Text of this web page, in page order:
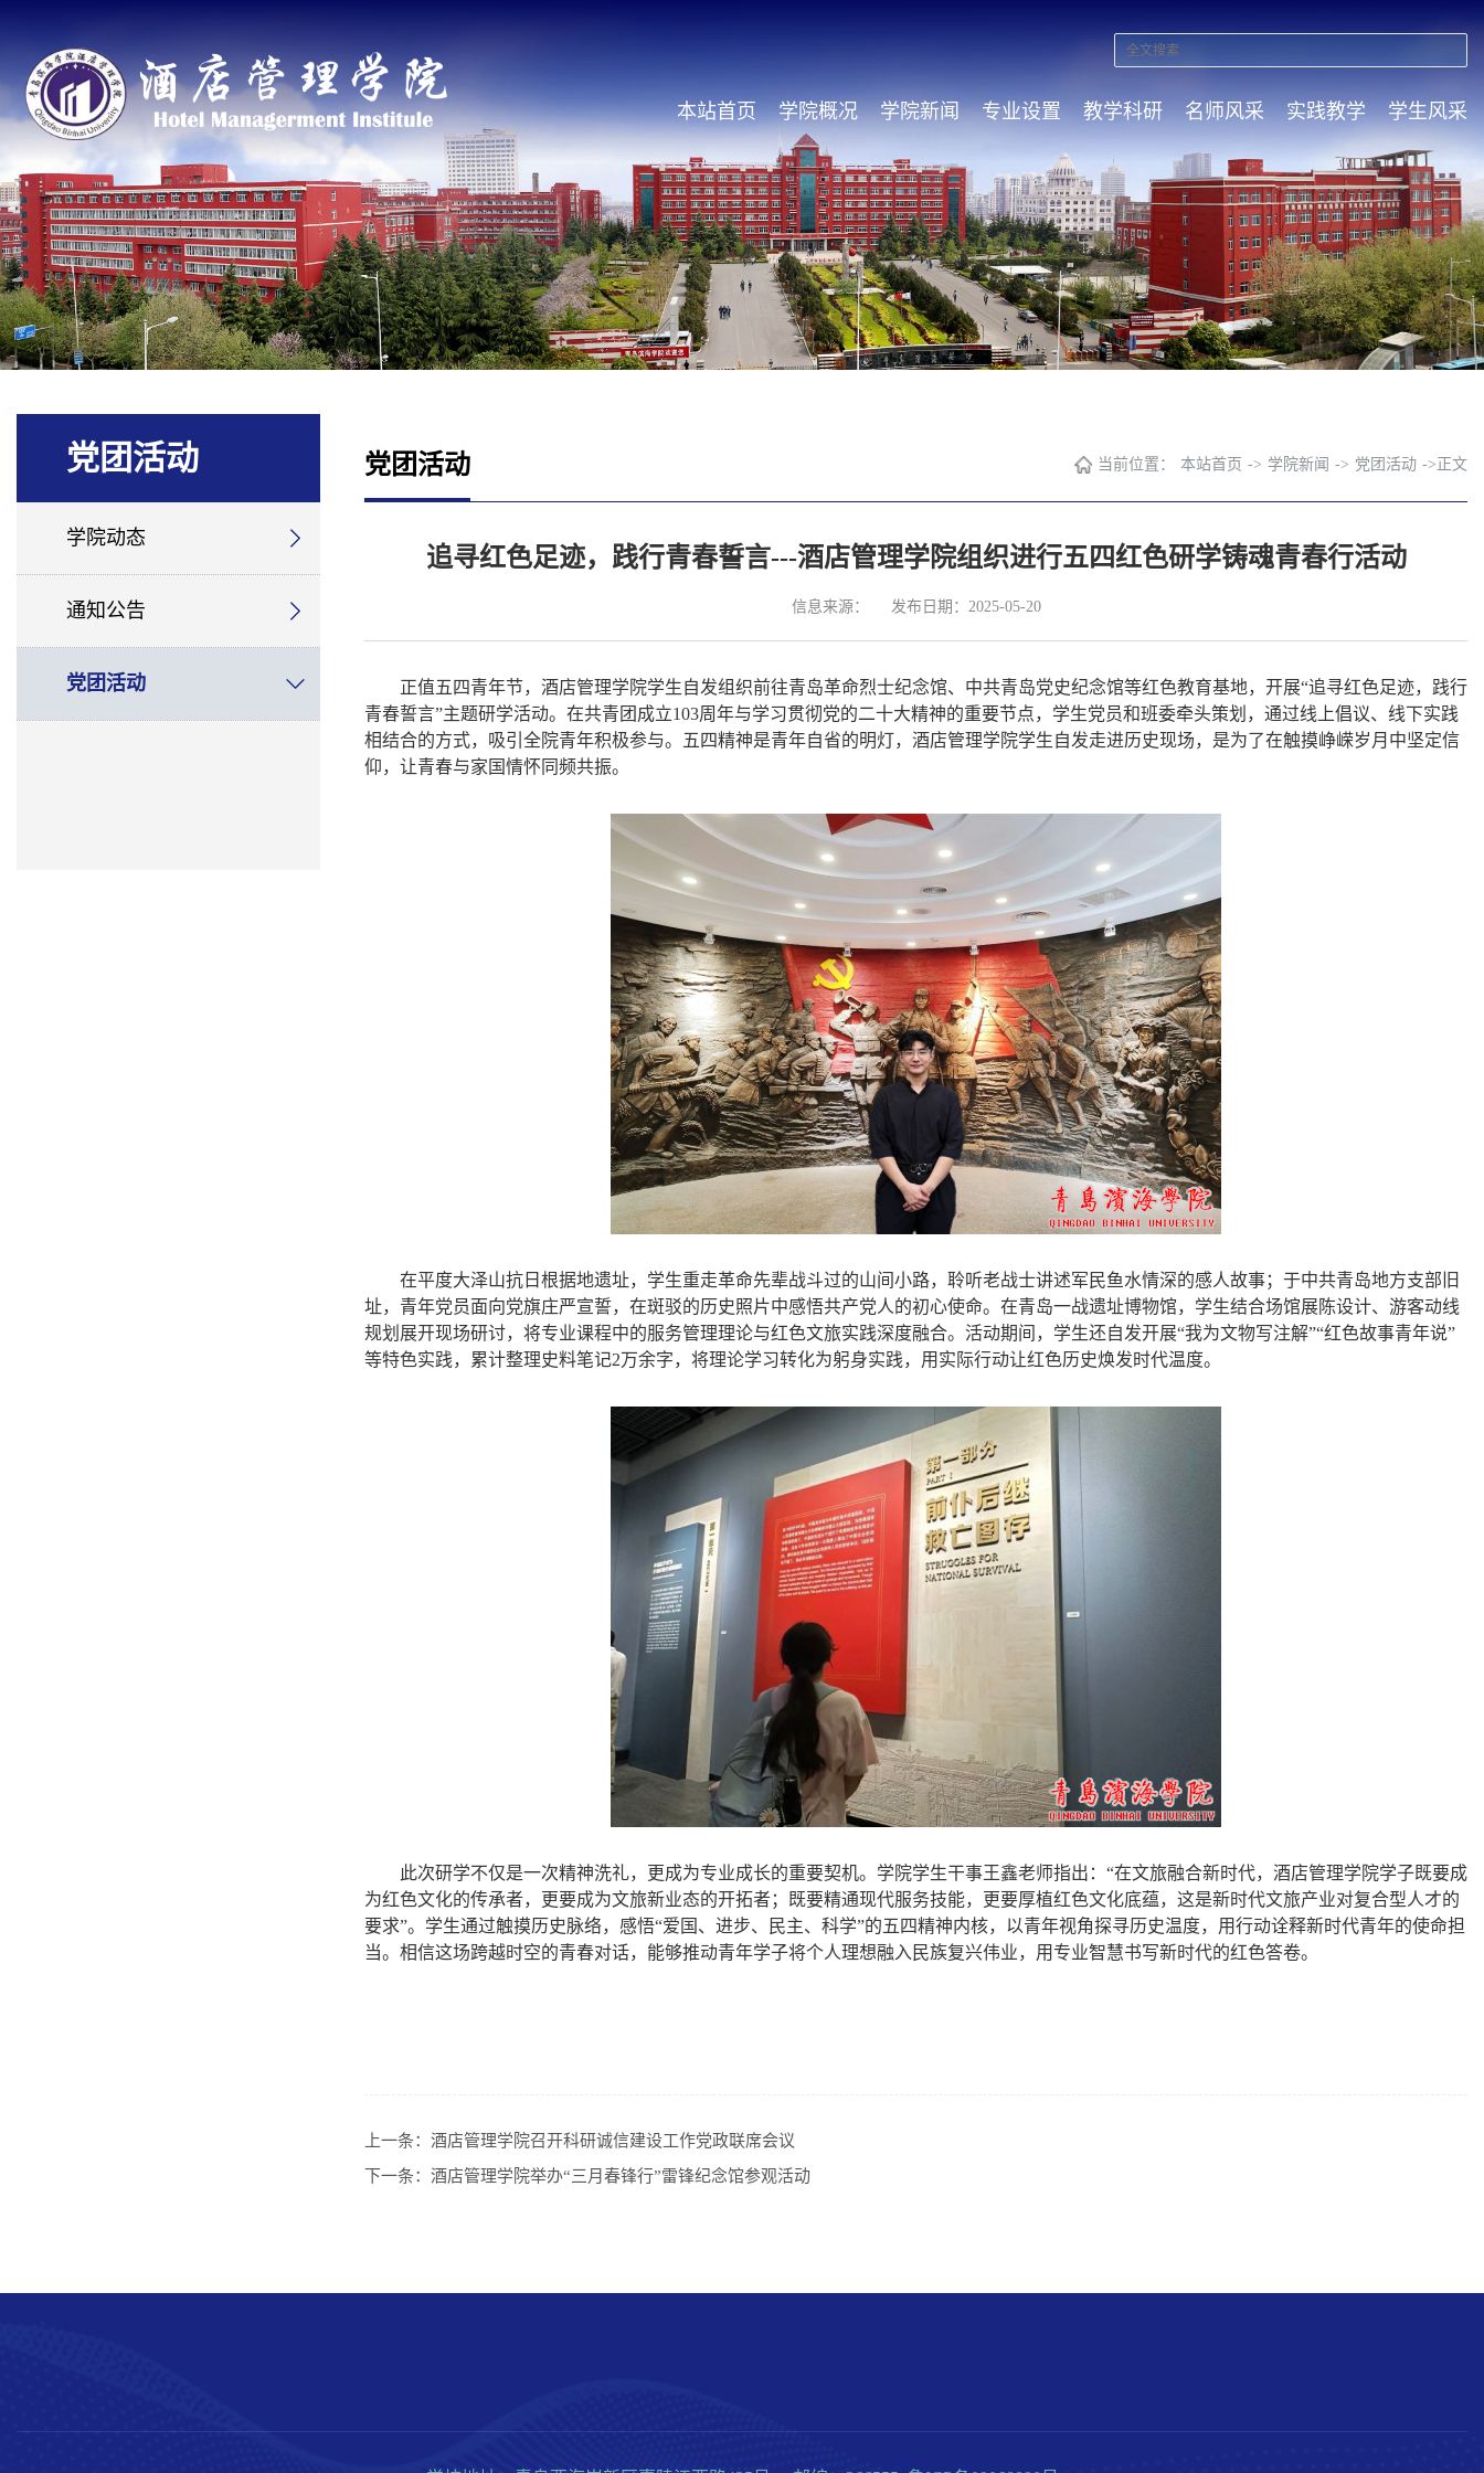
本站首页 学院概况 学院新闻 专业设置 教学科研 名师风采 实践教学 学生风采
党团活动
学院动态
通知公告
党团活动
党团活动 当前位置： 本站首页 -> 学院新闻 -> 党团活动 -> 正文
追寻红色足迹，践行青春誓言---酒店管理学院组织进行五四红色研学铸魂青春行活动
信息来源： 发布日期：2025-05-20
正值五四青年节， 酒店管理学院学生自发组织前往青岛革命烈士纪念馆、中共青岛党史纪念馆等红色教育基地，开展“追寻红色足迹，践行
青春誓言”主题研学活动。在共青团成立103周年与学习贯彻党的二十大精神的重要节点，学生党员和班委牵头策划，通过线上倡议、线下实践
相结合的方式，吸引全院青年积极参与。 五四精神是青年自省的明灯， 酒店管理学院学生自发走进历史现场，是为了在触摸峥嵘岁月中坚定信
仰，让青春与家国情怀同频共振。
在平度大泽山抗日根据地遗址，学生重走革命先辈战斗过的山间小路，聆听老战士讲述军民鱼水情深的感人故事；于中共青岛地方支部旧
址，青年党员面向党旗庄严宣誓，在斑驳的历史照片中感悟共产党人的初心使命。在青岛一战遗址博物馆， 学生结合场馆展陈设计、游客动线
规划展开现场研讨，将专业课程中的服务管理理论与红色文旅实践深度融合。活动期间，学生还自发开展“我为文物写注解”“红色故事青年说”
等特色实践，累计整理史料笔记2万余字，将理论学习转化为躬身实践，用实际行动让红色历史焕发时代温度。
此次研学不仅是一次精神洗礼，更成为专业成长的重要契机。 学院学生干事王鑫老师指出： “在文旅融合新时代，酒店管理学院学子既要成
为红色文化的传承者，更要成为文旅新业态的开拓者； 既要精通现代服务技能，更要厚植红色文化底蕴，这是新时代文旅产业对复合型人才的
要求”。 学生通过触摸历史脉络，感悟“爱 国、进步、民主、科学”的五四精神内核， 以青年视角探寻历史温度，用行动诠释新时代青年的使命担
当。 相信这场跨越时空的青春对话， 能够推动青年学子将个人理想融入民族复兴伟业，用专业智慧书写新时代的红色答卷。
上一条： 酒店管理学院召开科研诚信建设工作党政联席会议
下一条： 酒店管理学院举办“三月春锋行”雷锋纪念馆参观活动